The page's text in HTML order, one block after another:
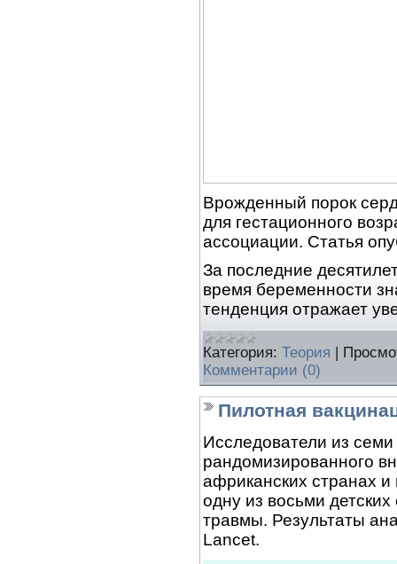
Врожденный порок
для гестационного
ассоциации. Статья
За последние
время беременности
тенденция отражает
Категория: Теория |
Комментарии (0)
Пилотная
Исследователи из
рандомизированного
африканских странах
одну из восьми
травмы. Результаты
Lancet.